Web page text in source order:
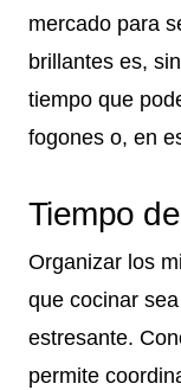
mercado para
brillantes es,
tiempo que
fogones o, en
Tiempo
Organizar los
que cocinar
estresante.
permite